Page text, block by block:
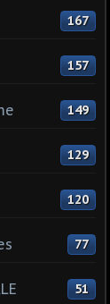
167
157
149
129
120
77
51